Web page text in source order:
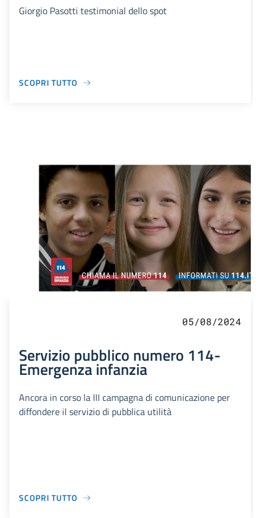
Giorgio Pasotti testimonial dello spot
SCOPRI TUTTO
05/08/2024
Servizio pubblico numero 114-
Emergenza infanzia
Ancora in corso la III campagna di comunicazione per
diffondere il servizio di pubblica utilità
SCOPRI TUTTO